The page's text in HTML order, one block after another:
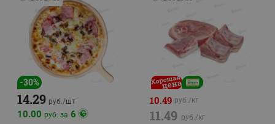
-30%
14.29 руб./шт
10.00 руб. за 6
10.49 руб./кг
11.49 руб./кг